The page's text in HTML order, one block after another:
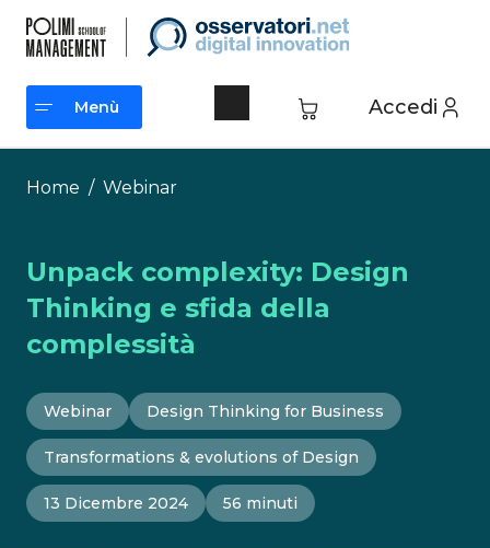
contenuto
Accedi
Menù
Menù
Home / Webinar
Unpack complexity: Design
Thinking e sfida della
complessità
Webinar Design Thinking for Business
Transformations & evolutions of Design
13 Dicembre 2024 56 minuti